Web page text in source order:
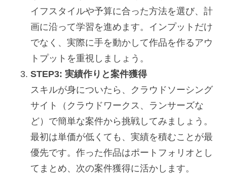
イフスタイルや予算に合った方法を選び、計
画に沿って学習を進めます。インプットだけ
でなく、実際に手を動かして作品を作るアウ
トプットを重視しましょう。
STEP3: 実績作りと案件獲得
スキルが身についたら、クラウドソーシング
サイト（クラウドワークス、ランサーズな
ど）で簡単な案件から挑戦してみましょう。
最初は単価が低くても、実績を積むことが最
優先です。作った作品はポートフォリオとし
てまとめ、次の案件獲得に活かします。